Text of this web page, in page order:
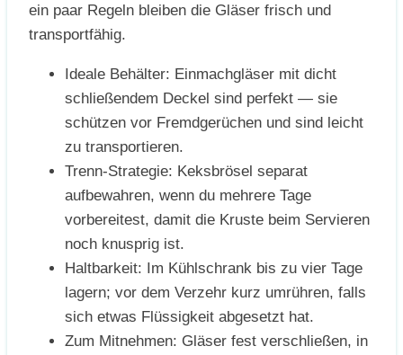
ein paar Regeln bleiben die Gläser frisch und
transportfähig.
Ideale Behälter: Einmachgläser mit dicht
schließendem Deckel sind perfekt — sie
schützen vor Fremdgerüchen und sind leicht
zu transportieren.
Trenn-Strategie: Keksbrösel separat
aufbewahren, wenn du mehrere Tage
vorbereitest, damit die Kruste beim Servieren
noch knusprig ist.
Haltbarkeit: Im Kühlschrank bis zu vier Tage
lagern; vor dem Verzehr kurz umrühren, falls
sich etwas Flüssigkeit abgesetzt hat.
Zum Mitnehmen: Gläser fest verschließen, in